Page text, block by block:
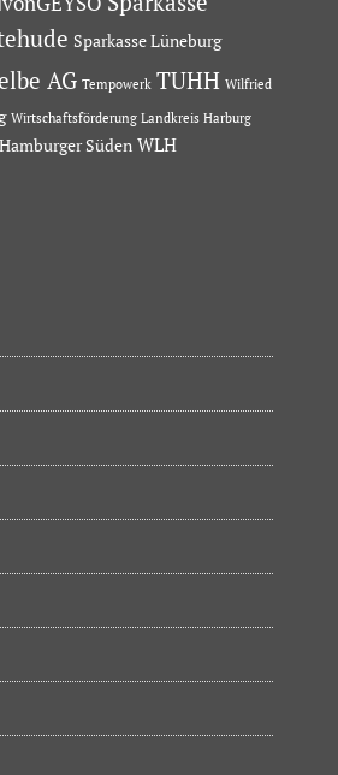
Sparkasse Lüneburg
AG Tempowerk TUHH Wilfried
Wirtschaftsförderung Landkreis Harburg
Süden WLH